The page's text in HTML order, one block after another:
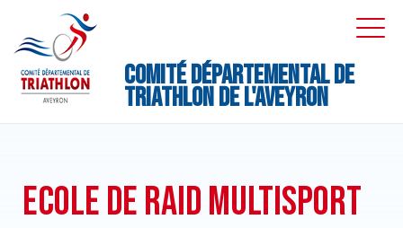
content
Comité Départemental de
Triathlon de l'Aveyron
EXPAND
ECOLE DE RAID MULTISPORT